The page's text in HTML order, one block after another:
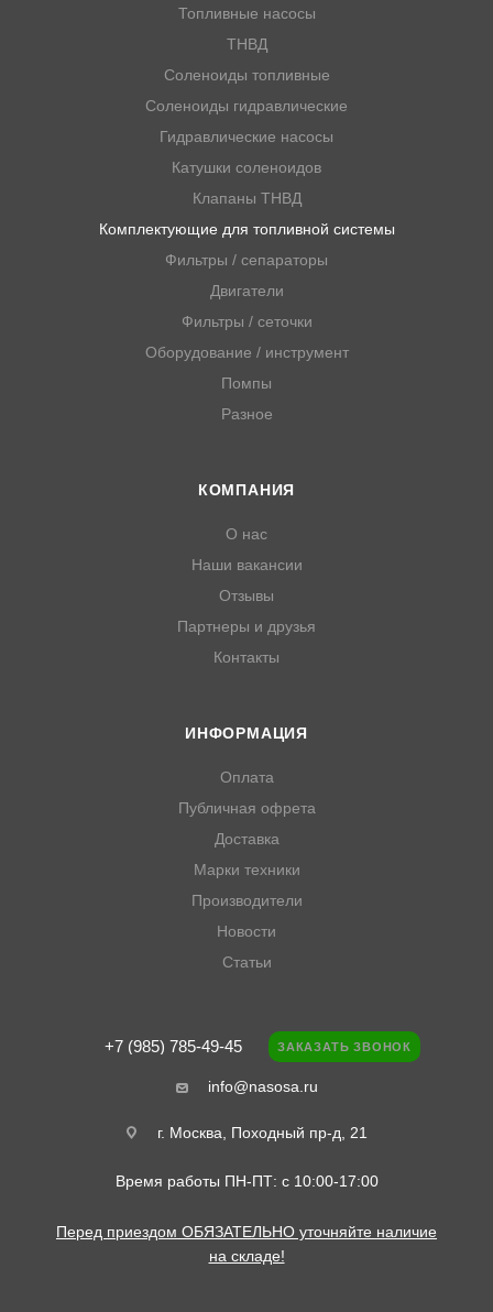
Топливные насосы
ТНВД
Соленоиды топливные
Соленоиды гидравлические
Гидравлические насосы
Катушки соленоидов
Клапаны ТНВД
Комплектующие для топливной системы
Фильтры / сепараторы
Двигатели
Фильтры / сеточки
Оборудование / инструмент
Помпы
Разное
КОМПАНИЯ
О нас
Наши вакансии
Отзывы
Партнеры и друзья
Контакты
ИНФОРМАЦИЯ
Оплата
Публичная офрета
Доставка
Марки техники
Производители
Новости
Статьи
+7 (985) 785-49-45 ЗАКАЗАТЬ ЗВОНОК
info@nasosa.ru
г. Москва, Походный пр-д, 21
Время работы ПН-ПТ: с 10:00-17:00
Перед приездом ОБЯЗАТЕЛЬНО уточняйте наличие
на складе!